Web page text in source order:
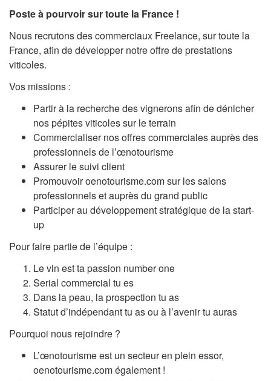
Poste à pourvoir sur toute la France !
Nous recrutons des commerciaux Freelance, sur toute la
France, afin de développer notre offre de prestations
viticoles.
Vos missions :
Partir à la recherche des vignerons afin de dénicher
nos pépites viticoles sur le terrain
Commercialiser nos offres commerciales auprès des
professionnels de l’œnotourisme
Assurer le suivi client
Promouvoir oenotourisme.com sur les salons
professionnels et auprès du grand public
Participer au développement stratégique de la start-
up
Pour faire partie de l’équipe :
Le vin est ta passion number one
Serial commercial tu es
Dans la peau, la prospection tu as
Statut d’indépendant tu as ou à l’avenir tu auras
Pourquoi nous rejoindre ?
L’œnotourisme est un secteur en plein essor,
oenotourisme.com également !